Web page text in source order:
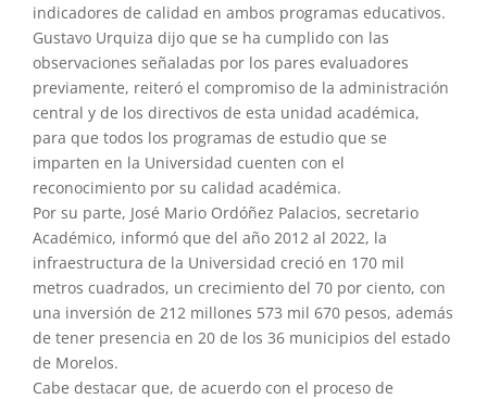
indicadores de calidad en ambos programas educativos.
Gustavo Urquiza dijo que se ha cumplido con las
observaciones señaladas por los pares evaluadores
previamente, reiteró el compromiso de la administración
central y de los directivos de esta unidad académica,
para que todos los programas de estudio que se
imparten en la Universidad cuenten con el
reconocimiento por su calidad académica.
Por su parte, José Mario Ordóñez Palacios, secretario
Académico, informó que del año 2012 al 2022, la
infraestructura de la Universidad creció en 170 mil
metros cuadrados, un crecimiento del 70 por ciento, con
una inversión de 212 millones 573 mil 670 pesos, además
de tener presencia en 20 de los 36 municipios del estado
de Morelos.
Cabe destacar que, de acuerdo con el proceso de